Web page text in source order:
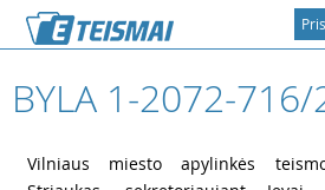
BYLA 1-2072-
Vilniaus miesto apylinkės